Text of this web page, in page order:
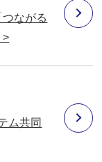
ながる
>
ム共同